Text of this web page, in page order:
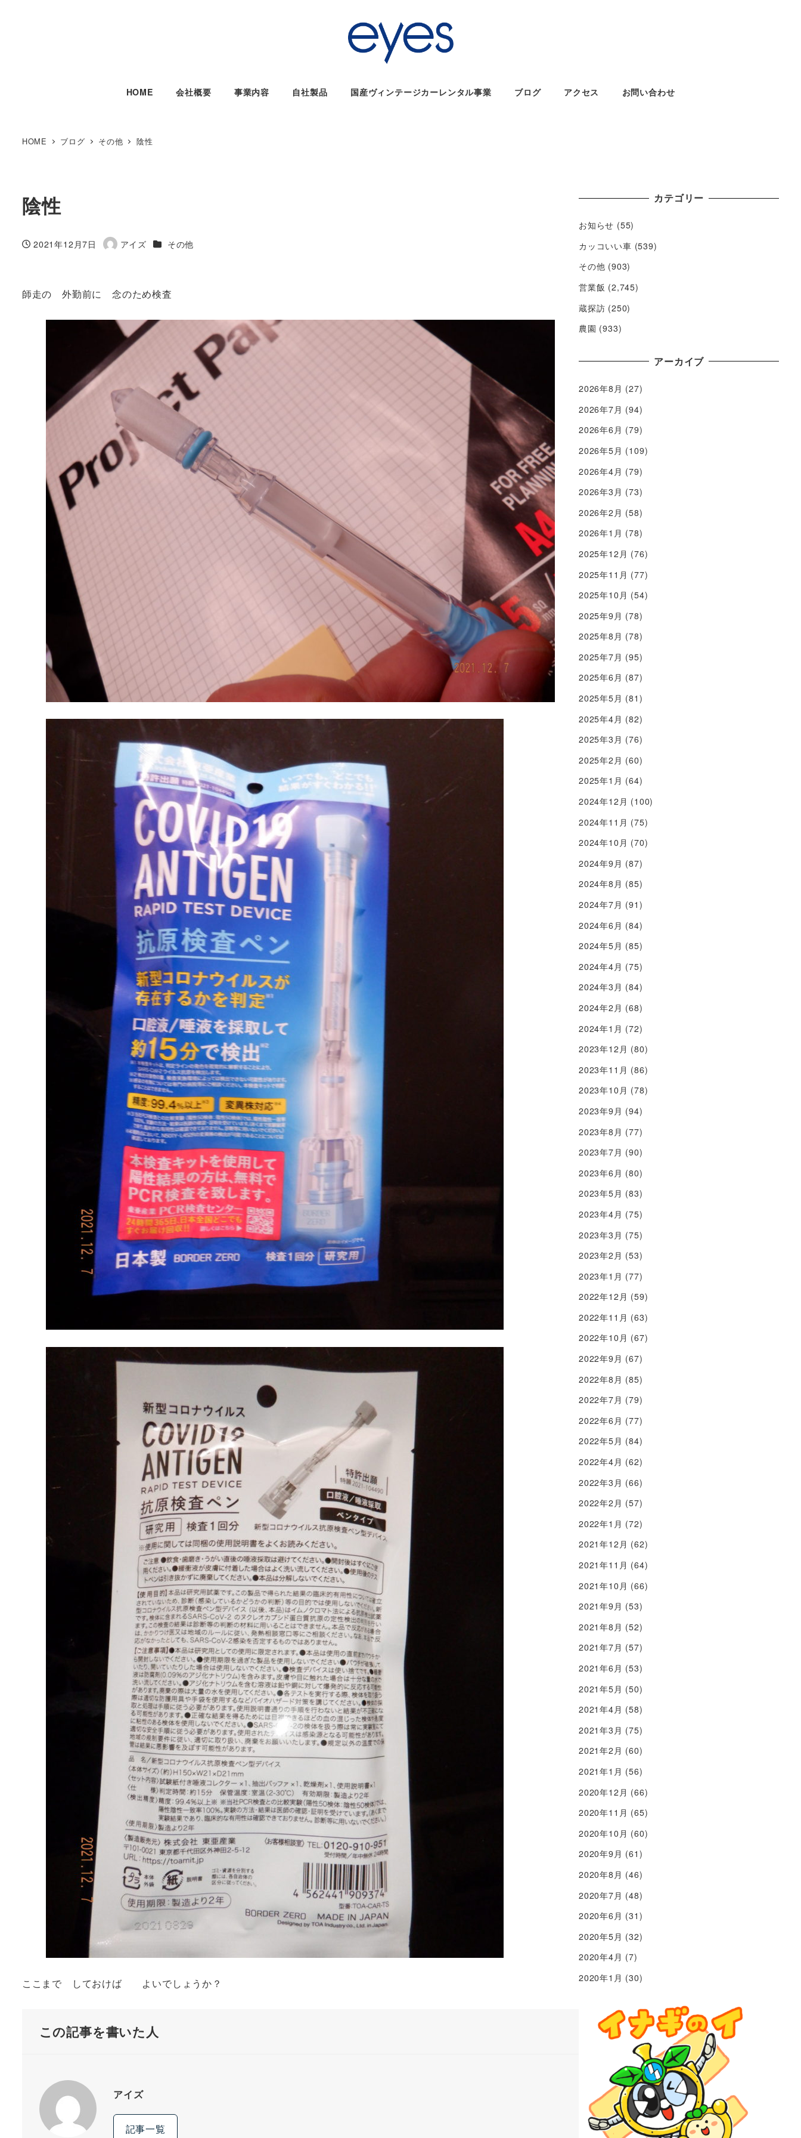
HOME 会社概要 事業内容 自社製品 国産ヴィンテージカーレンタル事業 ブログ アクセス お問い合わせ
HOME ブログ その他 陰性
陰性
投稿日
2021年12月7日
著
アイズ カテゴリー
その他
師走の 外勤前に 念のため検査
ここまで しておけば よいでしょうか？
この記事を書いた人
アイズ
記事一覧
カテゴリー
お知らせ (55)
カッコいい車 (539)
その他 (903)
営業飯 (2,745)
蔵探訪 (250)
農園 (933)
アーカイブ
2026年8月 (27)
2026年7月 (94)
2026年6月 (79)
2026年5月 (109)
2026年4月 (79)
2026年3月 (73)
2026年2月 (58)
2026年1月 (78)
2025年12月 (76)
2025年11月 (77)
2025年10月 (54)
2025年9月 (78)
2025年8月 (78)
2025年7月 (95)
2025年6月 (87)
2025年5月 (81)
2025年4月 (82)
2025年3月 (76)
2025年2月 (60)
2025年1月 (64)
2024年12月 (100)
2024年11月 (75)
2024年10月 (70)
2024年9月 (87)
2024年8月 (85)
2024年7月 (91)
2024年6月 (84)
2024年5月 (85)
2024年4月 (75)
2024年3月 (84)
2024年2月 (68)
2024年1月 (72)
2023年12月 (80)
2023年11月 (86)
2023年10月 (78)
2023年9月 (94)
2023年8月 (77)
2023年7月 (90)
2023年6月 (80)
2023年5月 (83)
2023年4月 (75)
2023年3月 (75)
2023年2月 (53)
2023年1月 (77)
2022年12月 (59)
2022年11月 (63)
2022年10月 (67)
2022年9月 (67)
2022年8月 (85)
2022年7月 (79)
2022年6月 (77)
2022年5月 (84)
2022年4月 (62)
2022年3月 (66)
2022年2月 (57)
2022年1月 (72)
2021年12月 (62)
2021年11月 (64)
2021年10月 (66)
2021年9月 (53)
2021年8月 (52)
2021年7月 (57)
2021年6月 (53)
2021年5月 (50)
2021年4月 (58)
2021年3月 (75)
2021年2月 (60)
2021年1月 (56)
2020年12月 (66)
2020年11月 (65)
2020年10月 (60)
2020年9月 (61)
2020年8月 (46)
2020年7月 (48)
2020年6月 (31)
2020年5月 (32)
2020年4月 (7)
2020年1月 (30)